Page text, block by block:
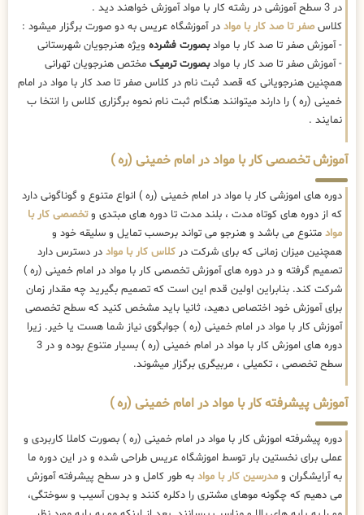
در 3 سطح آموزشی در رشته کار با مواد آموزش خواهند دید .
کلاسصفر تا صد کار با مواد در آموزشگاه عریس به دو صورت برگزار میشود :
- آموزش صفر تا صد کار با موادبصورت فشرده ویژه هنرجویان شهرستانی
- آموزش صفر تا صد کار با موادبصورت ترمیک مختص هنرجویان تهرانی
همچنین هنرجویانی که قصد ثبت نام در کلاس صفر تا صد کار با مواد در امام
خمینی (ره ) را دارند میتوانند هنگام ثبت نام نحوه برگزاری کلاس را انتخا ب
نمایند .
آموزش تخصصی کار با مواد در امام خمینی (ره )
دوره های اموزشی کار با مواد در امام خمینی (ره ) انواع متنوع و گوناگونی دارد
که از دوره های کوتاه مدت ، بلند مدت تا دوره های مبتدی وتخصصی کار با
مواد متنوع می باشد و هنرجو می تواند برحسب تمایل و سلیقه خود و
همچنین میزان زمانی که برای شرکت در کلاس کار با مواد در دسترس دارد
تصمیم گرفته و در دوره های آموزش تخصصی کار با مواد در امام خمینی (ره )
شرکت کند. بنابراین اولین قدم این است که تصمیم بگیرید چه مقدار زمان
برای آموزش خود اختصاص دهید، ثانیا باید مشخص کنید که سطح تخصصی
آموزش کار با مواد در امام خمینی (ره ) جوابگوی نیاز شما هست یا خیر. زیرا
دوره های اموزش کار با مواد در امام خمینی (ره ) بسیار متنوع بوده و در 3
سطح تخصصی ، تکمیلی ، مربیگری برگزار میشوند.
آموزش پیشرفته کار با مواد در امام خمینی (ره )
دوره پیشرفته اموزش کار با مواد در امام خمینی (ره ) بصورت کاملا کاربردی و
عملی برای نخستین بار توسط اموزشگاه عریس طراحی شده و در این دوره ما
به آرایشگران و مدرسین کار با مواد به طور کامل و در سطح پیشرفته آموزش
می دهیم که چگونه موهای مشتری را دکلره کنند و بدون آسیب و سوختگی،